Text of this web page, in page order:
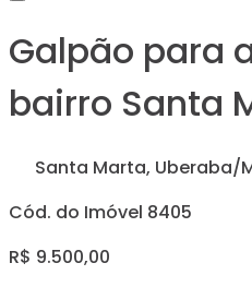
Galpão para
bairro Santa
Santa Marta, Uberaba/
Cód. do Imóvel 8405
R$ 9.500,00